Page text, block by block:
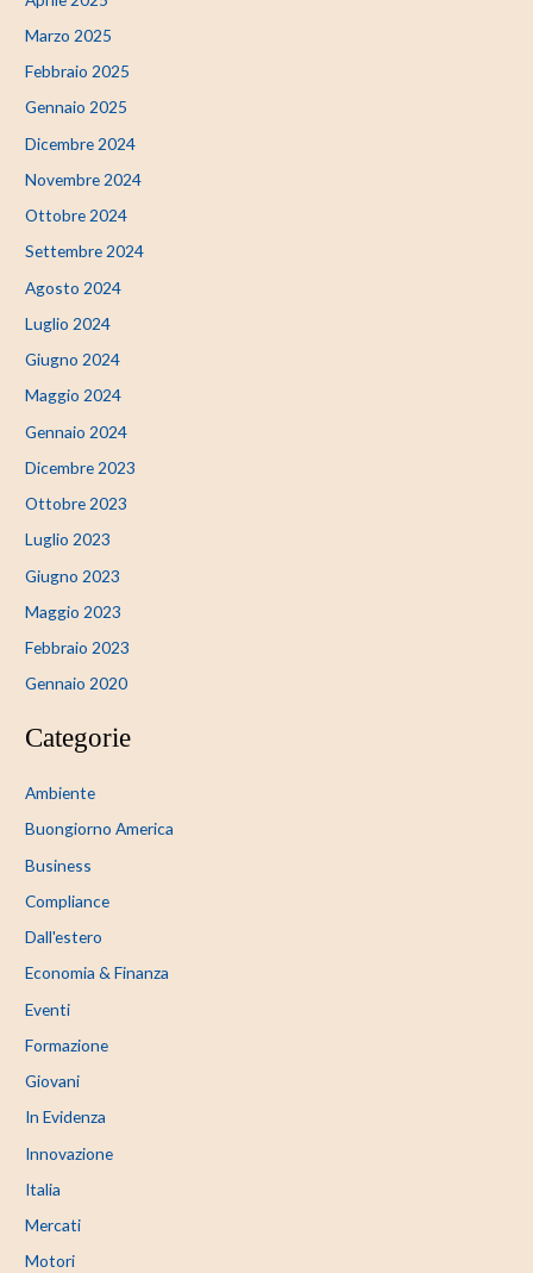
Marzo 2025
Febbraio 2025
Gennaio 2025
Dicembre 2024
Novembre 2024
Ottobre 2024
Settembre 2024
Agosto 2024
Luglio 2024
Giugno 2024
Maggio 2024
Gennaio 2024
Dicembre 2023
Ottobre 2023
Luglio 2023
Giugno 2023
Maggio 2023
Febbraio 2023
Gennaio 2020
Categorie
Ambiente
Buongiorno America
Business
Compliance
Dall'estero
Economia & Finanza
Eventi
Formazione
Giovani
In Evidenza
Innovazione
Italia
Mercati
Motori